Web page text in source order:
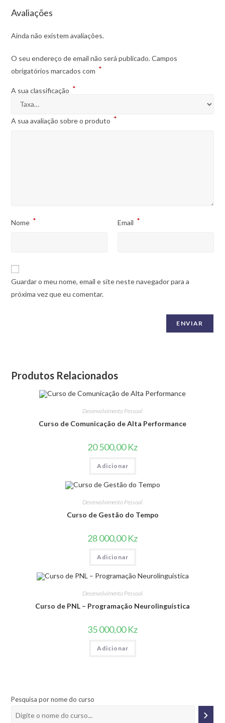
Avaliações
Ainda não existem avaliações.
O seu endereço de email não será publicado. Campos
obrigatórios marcados com *
A sua classificação *
A sua avaliação sobre o produto *
Nome * Email *
Guardar o meu nome, email e site neste navegador para a
próxima vez que eu comentar.
Produtos Relacionados
Desenvolvimento Pessoal
Curso de Comunicação de Alta Performance
20 500,00Kz
Adicionar
Desenvolvimento Pessoal
Curso de Gestão do Tempo
28 000,00Kz
Adicionar
Desenvolvimento Pessoal
Curso de PNL – Programação Neurolinguística
35 000,00Kz
Adicionar
Pesquisa por nome do curso